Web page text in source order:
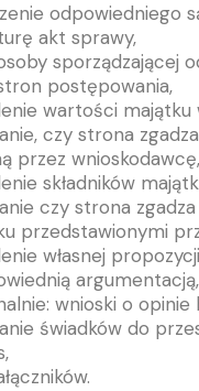
odpowiedniego
akt sprawy,
sporządzającej
postępowania,
wartości majątku
czy strona
przez
składników
czy strona zgadza
przedstawionymi
własnej
argumentacją,
wnioski o opinie
świadków do